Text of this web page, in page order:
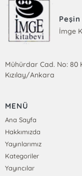
İmge
Mühürdar Cad. No: 80
Kızılay/Ankara
MENÜ
Ana Sayfa
Hakkımızda
Yayınlarımız
Kategoriler
Yayıncılar